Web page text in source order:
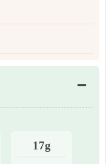
17g